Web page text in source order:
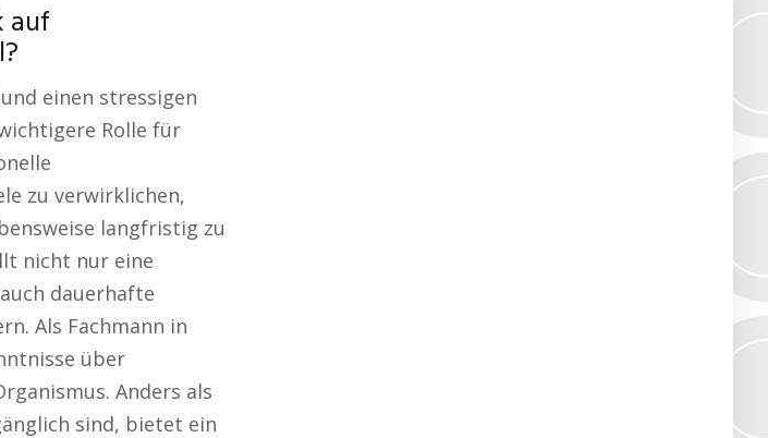
auf
einen stressigen
Rolle für
zu verwirklichen,
langfristig zu
nicht nur eine
dauerhafte
Als Fachmann in
über
Anders als
sind, bietet ein